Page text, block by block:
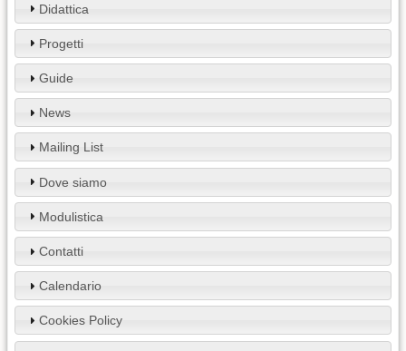
Didattica
Progetti
Guide
News
Mailing List
Dove siamo
Modulistica
Contatti
Calendario
Cookies Policy